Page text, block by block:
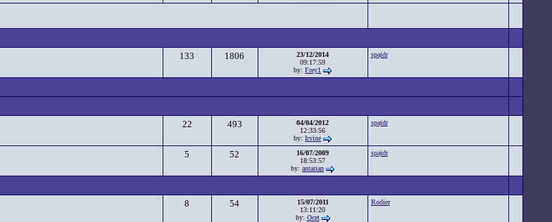
133 1806
23/12/2014
09:17:59
by: Frey1
spajdr
22 493
04/04/2012
12:33:56
by: Irvine
spajdr
5 52
16/07/2009
18:53:57
by: antarian
spajdr
8 54
15/07/2011
13:11:20
by: Ocet
Rodier